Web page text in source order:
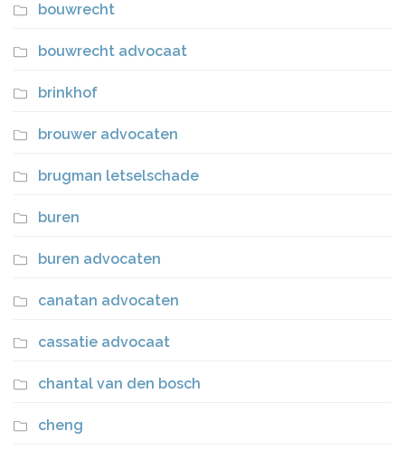
bouwrecht
bouwrecht advocaat
brinkhof
brouwer advocaten
brugman letselschade
buren
buren advocaten
canatan advocaten
cassatie advocaat
chantal van den bosch
cheng